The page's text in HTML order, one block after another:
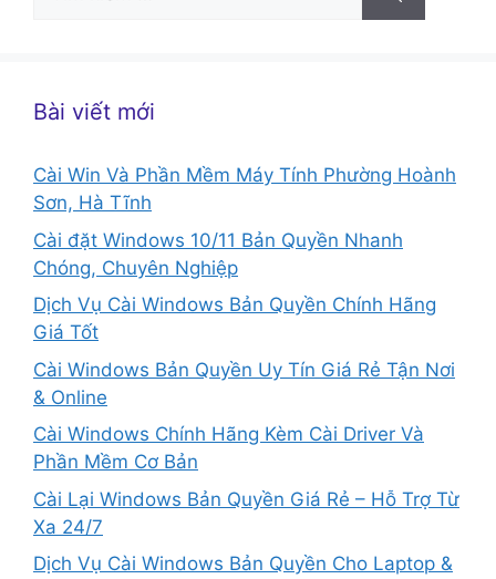
Bài viết mới
Cài Win Và Phần Mềm Máy Tính Phường Hoành
Sơn, Hà Tĩnh
Cài đặt Windows 10/11 Bản Quyền Nhanh
Chóng, Chuyên Nghiệp
Dịch Vụ Cài Windows Bản Quyền Chính Hãng
Giá Tốt
Cài Windows Bản Quyền Uy Tín Giá Rẻ Tận Nơi
& Online
Cài Windows Chính Hãng Kèm Cài Driver Và
Phần Mềm Cơ Bản
Cài Lại Windows Bản Quyền Giá Rẻ – Hỗ Trợ Từ
Xa 24/7
Dịch Vụ Cài Windows Bản Quyền Cho Laptop &